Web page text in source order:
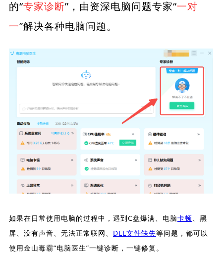
的“专家诊断”，由资深电脑问题专家“一对
一”解决各种电脑问题。
如果在日常使用电脑的过程中，遇到C盘爆满、电脑卡顿、黑
屏、没有声音、无法正常联网、 DLL文件缺失等问题，都可以
使用金山毒霸“电脑医生”一键诊断，一键修复。